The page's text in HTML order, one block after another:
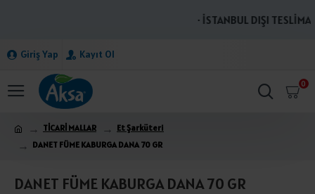
· İSTANBUL DIŞI
Giriş Yap Kayıt Ol
0
TİCARİ MALLAR
Et Şarküteri
DANET FÜME KABURGA DANA 70 GR
DANET FÜME KABURGA DANA 70 GR